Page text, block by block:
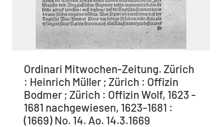
Ordinari Mitwochen-Zeitung. Zürich
: Heinrich Müller ; Zürich : Offizin
Bodmer ; Zürich : Offizin Wolf, 1623 -
1681 nachgewiesen, 1623-1681 :
(1669) No. 14. Ao. 14.3.1669